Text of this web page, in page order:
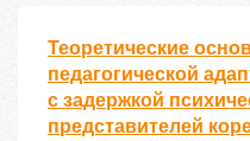
Теоретические
педагогической
с задержкой
представителей